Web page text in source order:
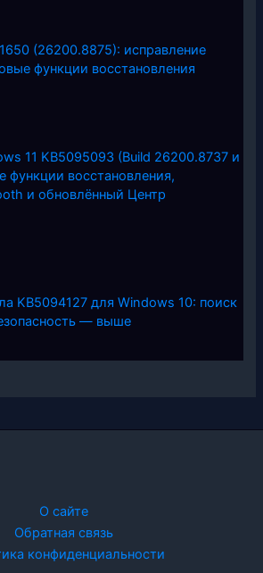
(26200.8875): исправление
функции восстановления
11 KB5095093 (Build 26200.8737 и
функции восстановления,
и обновлённый Центр
KB5094127 для Windows 10: поиск
— выше
О сайте
Обратная связь
конфиденциальности